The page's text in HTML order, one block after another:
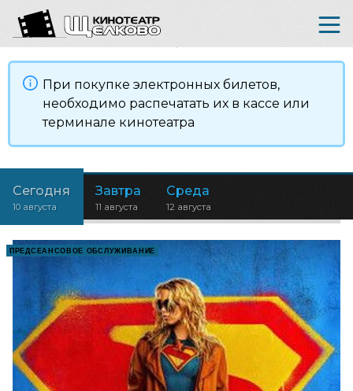
При покупке электронных билетов,
необходимо распечатать их в кассе или
терминале кинотеатра
Сегодня
10 августа
Завтра
11 августа
Среда
12 августа
ПРЕДСЕАНСОВОЕ ОБСЛУЖИВАНИЕ